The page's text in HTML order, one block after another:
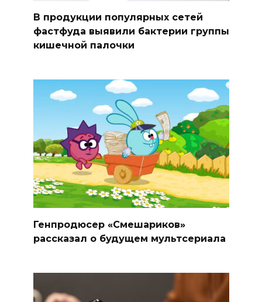
В продукции популярных сетей
фастфуда выявили бактерии группы
кишечной палочки
Генпродюсер «Смешариков»
рассказал о будущем мультсериала